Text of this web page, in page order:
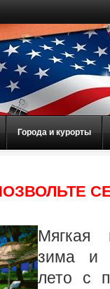
Города и курорты
Мягкая
зима и
лето с